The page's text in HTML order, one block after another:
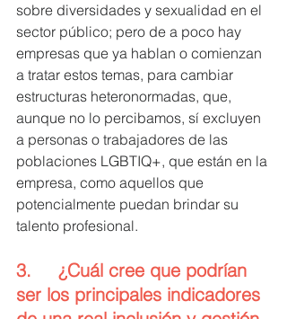
sobre diversidades y sexualidad en el
sector público; pero de a poco hay
empresas que ya hablan o comienzan
a tratar estos temas, para cambiar
estructuras heteronormadas, que,
aunque no lo percibamos, sí excluyen
a personas o trabajadores de las
poblaciones LGBTIQ+, que están en la
empresa, como aquellos que
potencialmente puedan brindar su
talento profesional.
3.     ¿Cuál cree que podrían
ser los principales indicadores